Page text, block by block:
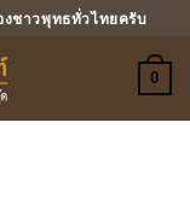
ชาวพุทธทั่วไทยครับ
0